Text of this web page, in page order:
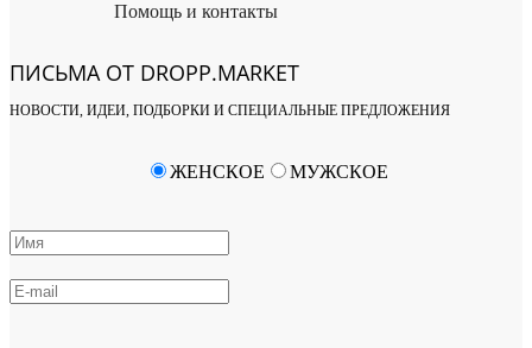
Помощь и контакты
ПИСЬМА ОТ DROPP.MARKET
НОВОСТИ, ИДЕИ, ПОДБОРКИ И СПЕЦИАЛЬНЫЕ ПРЕДЛОЖЕНИЯ
ЖЕНСКОЕ МУЖСКОЕ